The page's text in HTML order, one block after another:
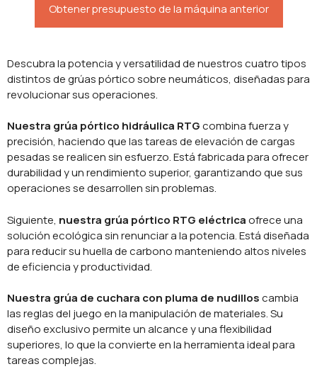
Obtener presupuesto de la máquina anterior
Descubra la potencia y versatilidad de nuestros cuatro tipos
distintos de grúas pórtico sobre neumáticos, diseñadas para
revolucionar sus operaciones.
Nuestra grúa pórtico hidráulica RTGcombina fuerza y
precisión, haciendo que las tareas de elevación de cargas
pesadas se realicen sin esfuerzo. Está fabricada para ofrecer
durabilidad y un rendimiento superior, garantizando que sus
operaciones se desarrollen sin problemas.
Siguiente, nuestra grúa pórtico RTG eléctricaofrece una
solución ecológica sin renunciar a la potencia. Está diseñada
para reducir su huella de carbono manteniendo altos niveles
de eficiencia y productividad.
Nuestra grúa de cuchara con pluma de nudilloscambia
las reglas del juego en la manipulación de materiales. Su
diseño exclusivo permite un alcance y una flexibilidad
superiores, lo que la convierte en la herramienta ideal para
tareas complejas.